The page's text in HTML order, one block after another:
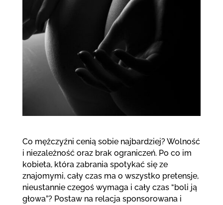
Co mężczyźni cenią sobie najbardziej? Wolność
i niezależność oraz brak ograniczeń. Po co im
kobieta, która zabrania spotykać się ze
znajomymi, cały czas ma o wszystko pretensje,
nieustannie czegoś wymaga i cały czas “boli ją
głowa”? Postaw na relacja sponsorowana i